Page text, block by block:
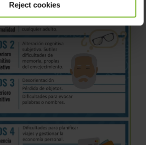
Reject cookies